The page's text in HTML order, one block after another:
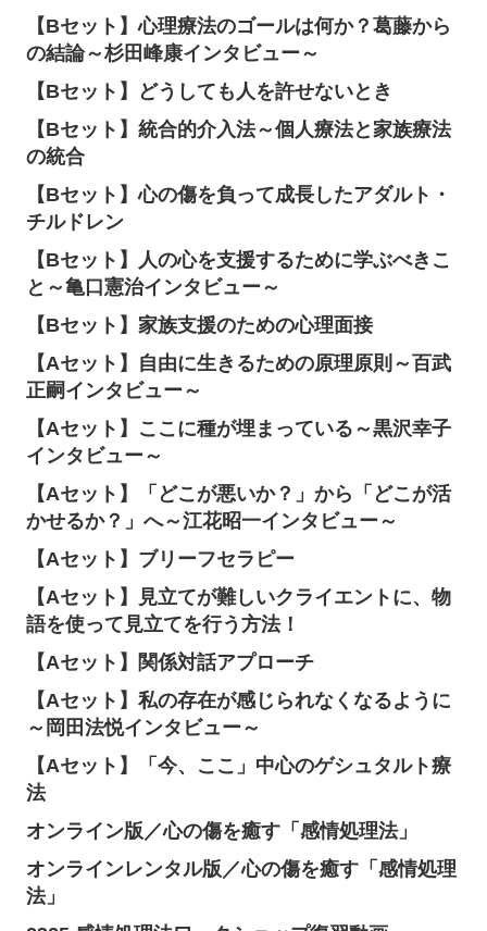
【Bセット】心理療法のゴールは何か？葛藤から
の結論～杉田峰康インタビュー～
【Bセット】どうしても人を許せないとき
【Bセット】統合的介入法～個人療法と家族療法
の統合
【Bセット】心の傷を負って成長したアダルト・
チルドレン
【Bセット】人の心を支援するために学ぶべきこ
と～亀口憲治インタビュー～
【Bセット】家族支援のための心理面接
【Aセット】自由に生きるための原理原則～百武
正嗣インタビュー～
【Aセット】ここに種が埋まっている～黒沢幸子
インタビュー～
【Aセット】「どこが悪いか？」から「どこが活
かせるか？」へ～江花昭一インタビュー～
【Aセット】ブリーフセラピー
【Aセット】見立てが難しいクライエントに、物
語を使って見立てを行う方法！
【Aセット】関係対話アプローチ
【Aセット】私の存在が感じられなくなるように
～岡田法悦インタビュー～
【Aセット】「今、ここ」中心のゲシュタルト療
法
オンライン版／心の傷を癒す「感情処理法」
オンラインレンタル版／心の傷を癒す「感情処理
法」